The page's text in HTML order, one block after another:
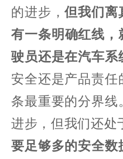
的进步，但我们离
有一条明确红线
驶员还是在汽车系
安全还是产品责
条最重要的分界线
进步，但我们还处
要足够多的安全数